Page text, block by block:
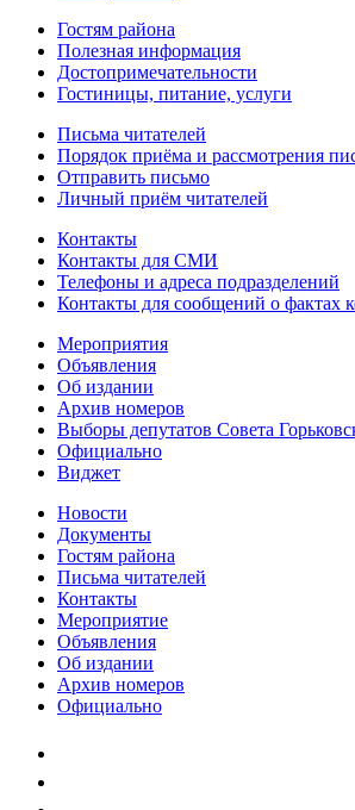
Гостям района
Полезная информация
Достопримечательности
Гостиницы, питание, услуги
Письма читателей
Порядок приёма и рассмотрения
Отправить письмо
Личный приём читателей
Контакты
Контакты для СМИ
Телефоны и адреса подразделений
Контакты для сообщений о фактах
Мероприятия
Объявления
Об издании
Архив номеров
Выборы депутатов Совета
Официально
Виджет
Новости
Документы
Гостям района
Письма читателей
Контакты
Мероприятие
Объявления
Об издании
Архив номеров
Официально